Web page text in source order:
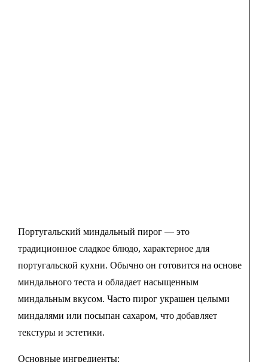
Португальский миндальный пирог — это
традиционное сладкое блюдо, характерное для
португальской кухни. Обычно он готовится на основе
миндального теста и обладает насыщенным
миндальным вкусом. Часто пирог украшен целыми
миндалями или посыпан сахаром, что добавляет
текстуры и эстетики.
Основные ингредиенты: